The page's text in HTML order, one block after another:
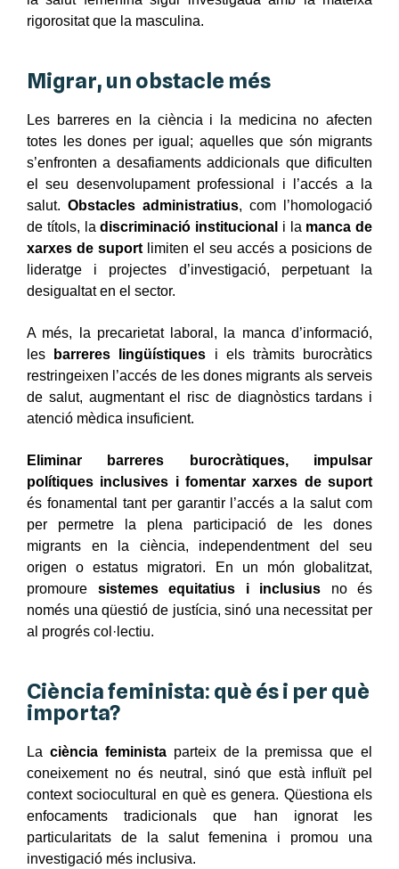
rigorositat que la masculina.
Migrar, un obstacle més
Les barreres en la ciència i la medicina no afecten
totes les dones per igual; aquelles que són migrants
s’enfronten a desafiaments addicionals que dificulten
el seu desenvolupament professional i l’accés a la
salut. Obstacles administratius, com l’homologació
de títols, ladiscriminació institucional i la manca de
xarxes de suport limiten el seu accés a posicions de
lideratge i projectes d’investigació, perpetuant la
desigualtat en el sector.
A més, la precarietat laboral, la manca d’informació,
les
barreres lingüístiques i els tràmits burocràtics
restringeixen l’accés de les dones migrants als serveis
de salut, augmentant el risc de diagnòstics tardans i
atenció mèdica insuficient.
Eliminar barreres burocràtiques, impulsar
polítiques inclusives i fomentar xarxes de suport
és fonamental tant per garantir l’accés a la salut com
per permetre la plena participació de les dones
migrants en la ciència, independentment del seu
origen o estatus migratori. En un món globalitzat,
promoure sistemes equitatius i inclusius no és
només una qüestió de justícia, sinó una necessitat per
al progrés col·lectiu.
Ciència feminista: què és i per què
importa?
La ciència feministaparteix de la premissa que el
coneixement no és neutral, sinó que està influït pel
context sociocultural en què es genera. Qüestiona els
enfocaments tradicionals que han ignorat les
particularitats de la salut femenina i promou una
investigació més inclusiva.